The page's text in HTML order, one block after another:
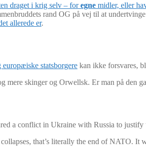
draget i krig selv – foregne midler, eller
rand OG på vej til at
allerede er.
statsborgere kan ikke forsvares,
mere skinger og Orwellsk. Er man på den
a conflict in Ukraine with Russia to
that’s literally the end of NATO. It